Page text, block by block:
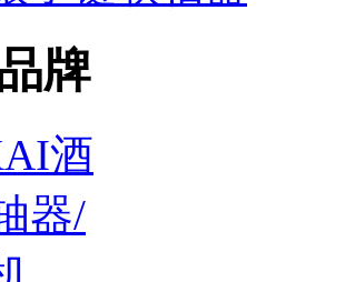
牌